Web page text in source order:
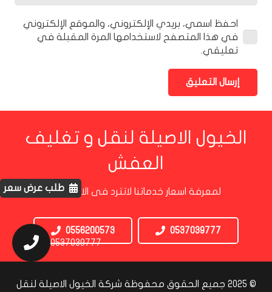
احفظ اسمي، بريدي الإلكتروني، والموقع الإلكتروني
في هذا المتصفح لاستخدامها المرة المقبلة في
تعليقي.
إرسال التعليق
الخيول الاصيلة لنقل و تغليف
العفش
لمعرفة اسعار خدماتنا لاتترد فى الاتصال بنا
0537039777
0556200573
0537039777
© 2025 جميع الحقوق محفوظة شركة الخيول الاصيلة لنقل
طلب عرض سعر